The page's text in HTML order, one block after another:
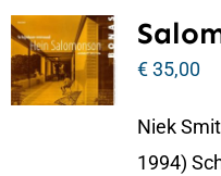
€35,00
Niek
1994)